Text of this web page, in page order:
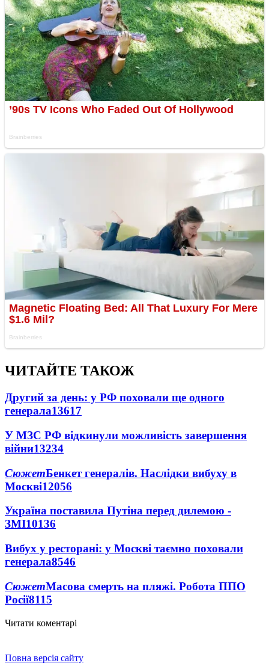
ЧИТАЙТЕ ТАКОЖ
Другий за день: у РФ поховали ще одного
генерала13617
У МЗС РФ відкинули можливість завершення
війни13234
СюжетБенкет генералів. Наслідки вибуху в
Москві12056
Україна поставила Путіна перед дилемою -
ЗМІ10136
Вибух у ресторані: у Москві таємно поховали
генерала8546
СюжетМасова смерть на пляжі. Робота ППО
Росії8115
Читати коментарі
Повна версія сайту